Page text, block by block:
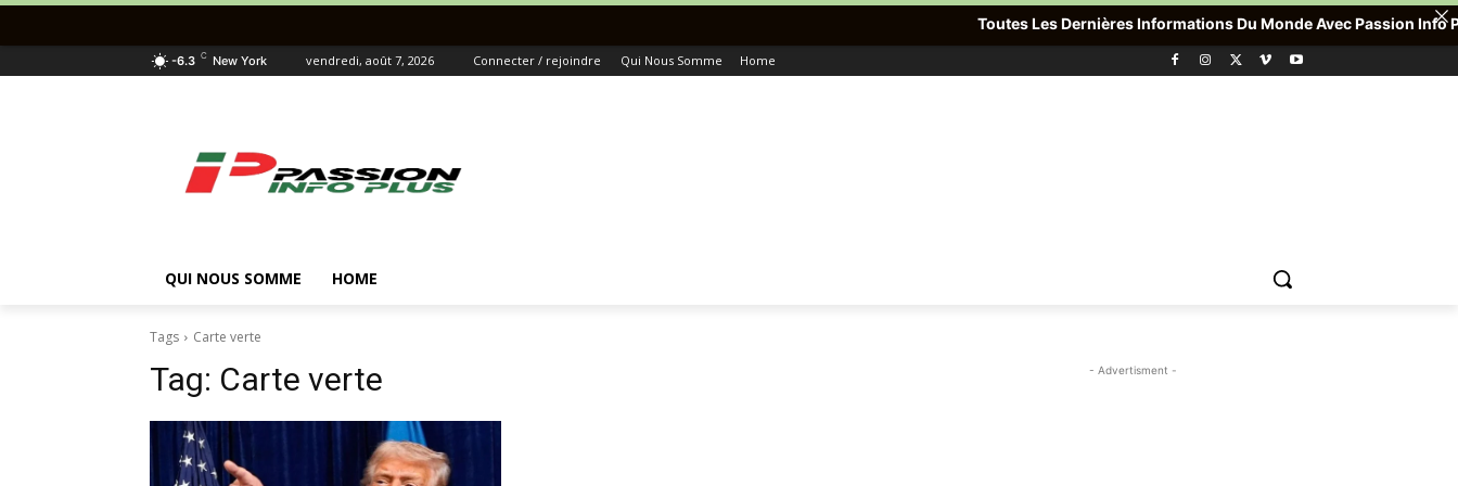
-6.3 C New York vendredi, août 7, 2026 Connecter / rejoindre Qui Nous Somme Home
QUI NOUS SOMME HOME
Tags Carte verte
Tag: Carte verte - Advertisment -
Toutes Les Dernières Informations Du Monde Avec Passion Info Plus ,